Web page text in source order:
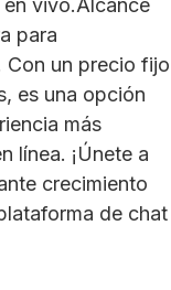
vivo.Alcance
para
Con un precio fijo
es una opción
más
línea. ¡Únete a
crecimiento
de chat